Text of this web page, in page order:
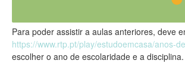
Para poder assistir a aulas anteriores, deve
https://www.rtp.pt/play/estudoemcasa/anos-
escolher o ano de escolaridade e a disciplina.